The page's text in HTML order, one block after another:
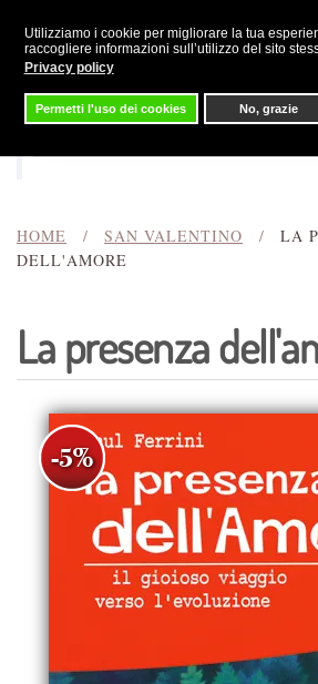
Utilizziamo i cookie per migliorare la tua
raccogliere informazioni sull’utilizzo del sito
Privacy policy
Permetti l'uso dei cookies No, grazie
Skip to main content
HOME SAN VALENTINO
LA
DELL'AMORE
La presenza